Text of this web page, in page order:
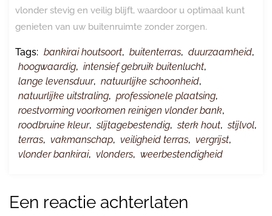
vlonder stevig en veilig blijft, waardoor u optimaal kunt
genieten van uw buitenruimte zonder zorgen.
Tags: bankirai houtsoort, buitenterras, duurzaamheid,
hoogwaardig, intensief gebruik buitenlucht,
lange levensduur, natuurlijke schoonheid,
natuurlijke uitstraling, professionele plaatsing,
roestvorming voorkomen reinigen vlonder bank,
roodbruine kleur, slijtagebestendig, sterk hout, stijlvol,
terras, vakmanschap, veiligheid terras, vergrijst,
vlonder bankirai, vlonders, weerbestendigheid
Een reactie achterlaten